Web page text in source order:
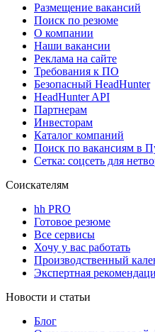
Размещение вакансий
Поиск по резюме
О компании
Наши вакансии
Реклама на сайте
Требования к ПО
Безопасный HeadHunter
HeadHunter API
Партнерам
Инвесторам
Каталог компаний
Поиск по вакансиям в
Сетка: соцсеть для
Соискателям
hh PRO
Готовое резюме
Все сервисы
Хочу у вас работать
Производственный
Экспертная
Новости и статьи
Блог